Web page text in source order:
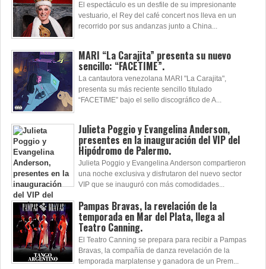
El espectáculo es un desfile de su impresionante
vestuario, el Rey del café concert nos lleva en un
recorrido por sus andanzas junto a China...
MARI “La Carajita” presenta su nuevo
sencillo: “FACETIME”.
La cantautora venezolana MARI "La Carajita",
presenta su más reciente sencillo titulado
“FACETIME” bajo el sello discográfico de A...
Julieta Poggio y Evangelina Anderson,
presentes en la inauguración del VIP del
Hipódromo de Palermo.
Julieta Poggio y Evangelina Anderson compartieron
una noche exclusiva y disfrutaron del nuevo sector
VIP que se inauguró con más comodidades...
Pampas Bravas, la revelación de la
temporada en Mar del Plata, llega al
Teatro Canning.
El Teatro Canning se prepara para recibir a Pampas
Bravas, la compañía de danza revelación de la
temporada marplatense y ganadora de un Prem...